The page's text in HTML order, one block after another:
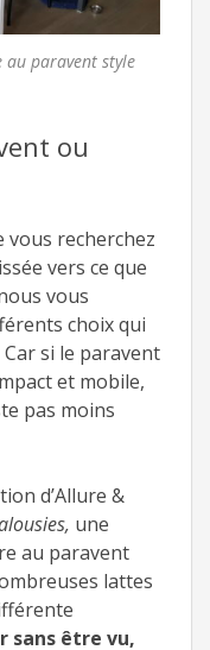
au paravent style
ou
recherchez
vers ce que
vous
choix qui
si le paravent
et mobile,
pas moins
d’Allure &
une
au paravent
lattes
sans être vu,